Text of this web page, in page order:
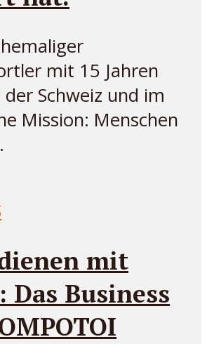
mit 15 Jahren
Schweiz und im
Mission: Menschen
mit
Das Business